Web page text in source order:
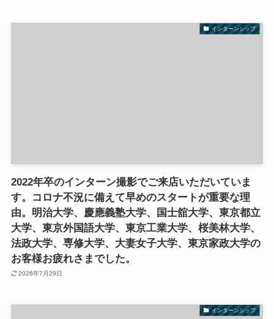
インターンシップ
2022年卒のインターン撮影でご来店いただいていま
す。コロナ不況に備えて早めのスタートが重要な理
由。明治大学、慶應義塾大学、国士舘大学、東京都立
大学、東京外国語大学、東京工業大学、桜美林大学、
法政大学、専修大学、大妻女子大学、東京家政大学の
お客様お疲れさまでした。
2026年7月29日
インターンシップ